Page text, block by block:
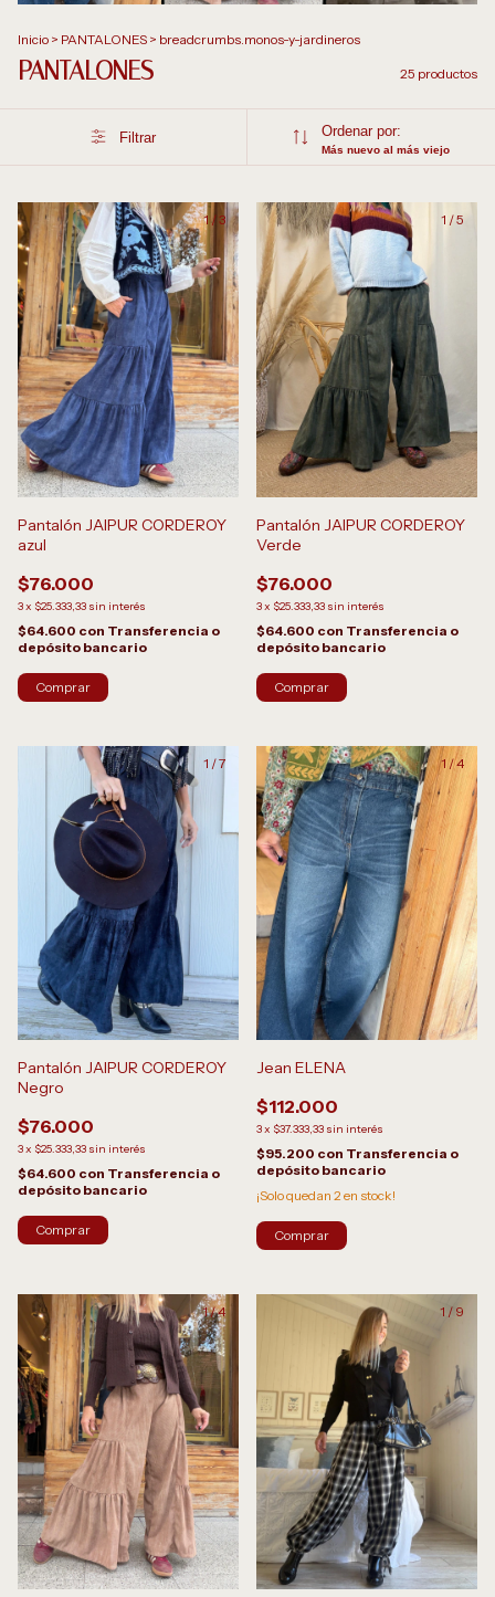
Inicio > PANTALONES > breadcrumbs.monos-y-jardineros
PANTALONES 25 productos
Filtrar Ordenar por:
Más nuevo al más viejo
1 / 3
Pantalón JAIPUR CORDEROY
azul
$76.000
3x $25.333,33 sin interés
$64.600 con Transferencia o
depósito bancario
1 /5
Pantalón JAIPUR CORDEROY
Verde
$76.000
3x $25.333,33 sin interés
$64.600 con Transferencia o
depósito bancario
1 /7
Pantalón JAIPUR CORDEROY
Negro
$76.000
3x $25.333,33 sin interés
$64.600 con Transferencia o
depósito bancario
1/4
Jean ELENA
$112.000
3x $37.333,33 sin interés
$95.200 con Transferencia o
depósito bancario
¡Solo quedan 2en stock!
Comprar
1/4 1 / 9